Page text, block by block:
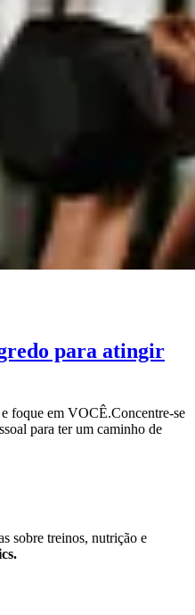
para atingir
foque em VOCÊ.Concentre-se
para ter um caminho de
sobre treinos, nutrição e